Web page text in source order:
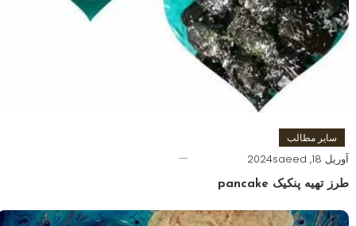
سایر مطالب
آوریل 18, 2024 saeed
طرز تهیه پنکیک pancake